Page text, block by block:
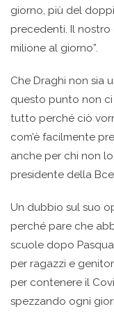
giorno, più del
precedenti. Il
milione al giorno”.
Che Draghi non sia
questo punto non
tutto perché ciò
com’è facilmente
anche per chi non
presidente della
Un dubbio sul suo
perché pare che
scuole dopo
per ragazzi e
per contenere il
spezzando ogni